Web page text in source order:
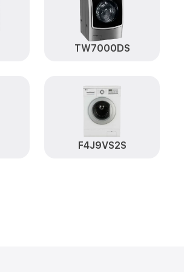
Заказать
Заказать
Заказать
Заказать
TW7000DS
F4J9VS2S